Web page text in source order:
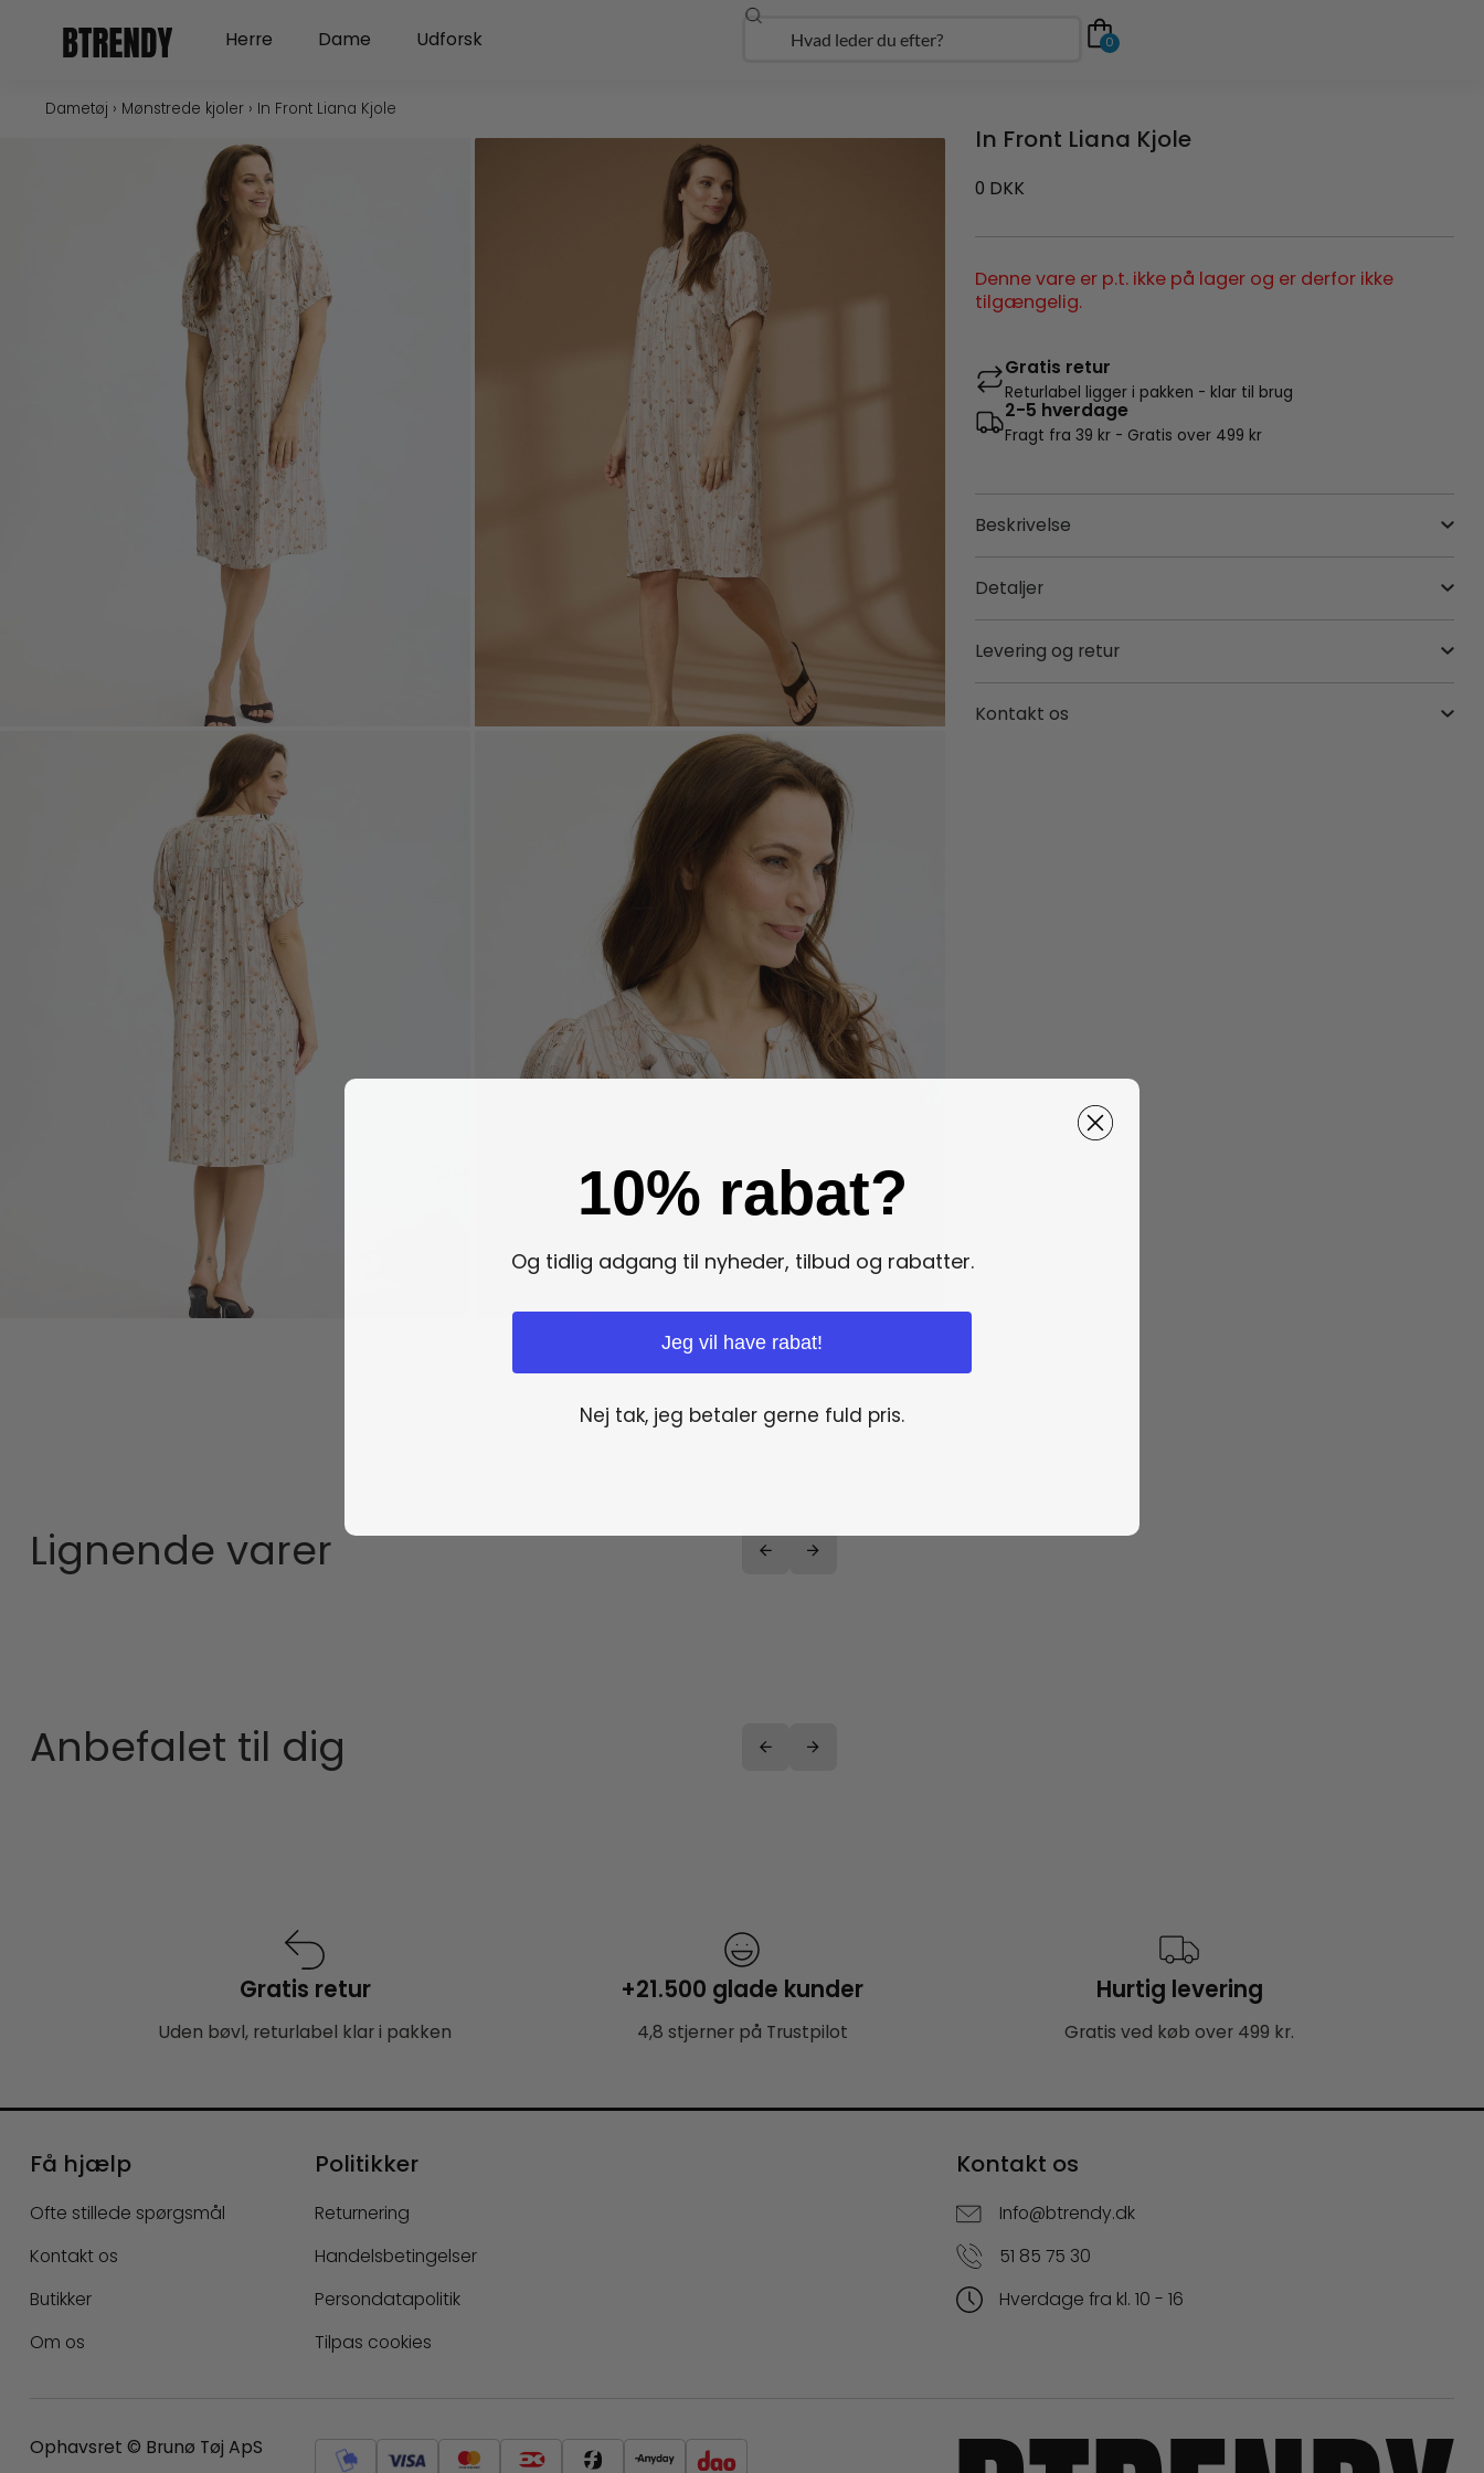
Herre Open Herre
Dame Open Dame
Udforsk Søg 0
Dametøj › Mønstrede kjoler› In Front Liana Kjole
In Front Liana Kjole
0 DKK
Denne vare er p.t. ikke på lager og er derfor ikke
tilgængelig.
Gratis retur
Returlabel ligger i pakken - klar til brug
2-5 hverdage
Fragt fra 39 kr - Gratis over 499 kr
Beskrivelse
Detaljer
Levering og retur
Kontakt os
Lignende varer
Anbefalet til dig
Gratis retur
Uden bøvl, returlabel klar i pakken
+21.500 glade kunder
4,8 stjerner på Trustpilot
Hurtig levering
Gratis ved køb over 499 kr.
Få hjælp
Ofte stillede spørgsmål
Kontakt os
Butikker
Om os
Politikker
Returnering
Handelsbetingelser
Persondatapolitik
Tilpas cookies
Kontakt os
Info@btrendy.dk
51 85 75 30
Hverdage fra kl. 10 - 16
Ophavsret © Brunø Tøj ApS
10% rabat?
Og tidlig adgang til nyheder, tilbud og rabatter.
Jeg vil have rabat!
Nej tak, jeg betaler gerne fuld pris.